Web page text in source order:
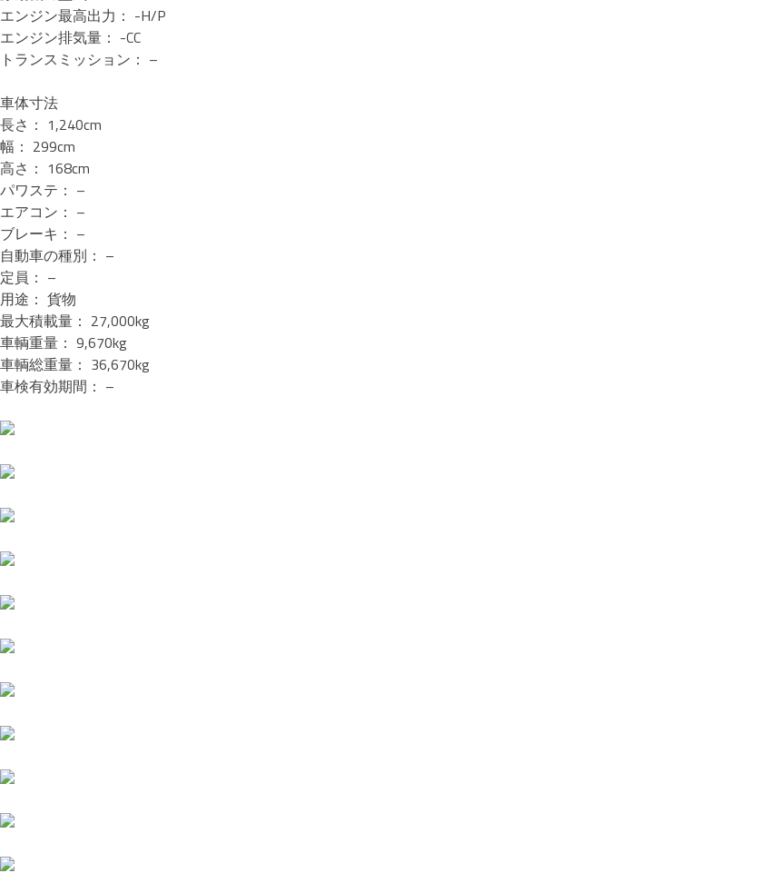
エンジン最高出力： -H/P
エンジン排気量： -CC
トランスミッション： –
車体寸法
長さ： 1,240cm
幅： 299cm
高さ： 168cm
パワステ： –
エアコン： –
ブレーキ： –
自動車の種別： –
定員： –
用途： 貨物
最大積載量： 27,000kg
車輌重量： 9,670kg
車輌総重量： 36,670kg
車検有効期間： –